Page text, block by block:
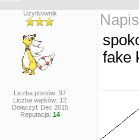
Użytkownik
Liczba postów: 97
Liczba wątków: 12
Dołączył: Dec 2015
Reputacja: 14
fake